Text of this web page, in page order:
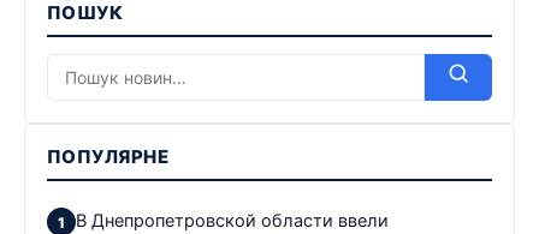
ПОШУК
ПОПУЛЯРНЕ
В Днепропетровской области ввели